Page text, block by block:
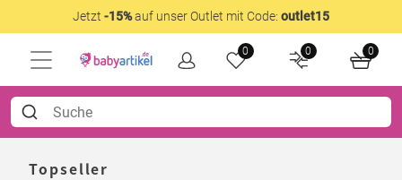
Jetzt -15%auf unser Outlet mit Code: outlet15
0 0 0
Topseller